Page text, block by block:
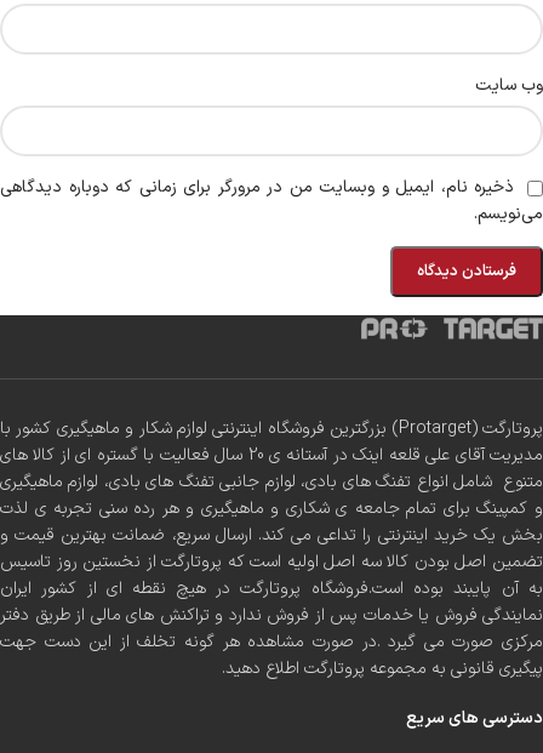
وب‌ سایت
ذخیره نام، ایمیل و وبسایت من در مرورگر برای زمانی که دوباره دیدگاهی
می‌نویسم.
پروتارگت (Protarget) بزرگترین فروشگاه اینترنتی لوازم شکار و ماهیگیری کشور با
مدیریت آقای علی قلعه اینک در آستانه ی 20 سال فعالیت با گستره ای از کالا های
متنوع شامل انواع تفنگ های بادی، لوازم جانبی تفنگ های بادی، لوازم ماهیگیری
و کمپینگ برای تمام جامعه ی شکاری و ماهیگیری و هر رده سنی تجربه ی لذت
بخش یک خرید اینترنتی را تداعی می کند. ارسال سریع، ضمانت بهترین قیمت و
تضمین اصل بودن کالا سه اصل اولیه است که پروتارگت از نخستین روز تاسیس
به آن پایبند بوده است.فروشگاه پروتارگت در هیچ نقطه ای از کشور ایران
نمایندگی فروش یا خدمات پس از فروش ندارد و تراکنش های مالی از طریق دفتر
مرکزی صورت می گیرد .در صورت مشاهده هر گونه تخلف از این دست جهت
پیگیری قانونی به مجموعه پروتارگت اطلاع دهید.
دسترسی های سریع